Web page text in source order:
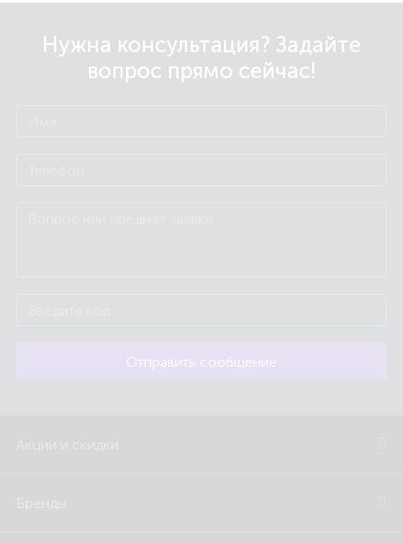
Нужна консультация? Задайте
вопрос прямо сейчас!
Отправить сообщение
Акции и скидки
Бренды